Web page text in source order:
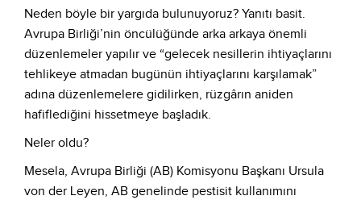
Neden böyle bir yargıda bulunuyoruz? Yanıtı basit.
Avrupa Birliği’nin öncülüğünde arka arkaya önemli
düzenlemeler yapılır ve “gelecek nesillerin ihtiyaçlarını
tehlikeye atmadan bugünün ihtiyaçlarını karşılamak”
adına düzenlemelere gidilirken, rüzgârın aniden
hafiflediğini hissetmeye başladık.
Neler oldu?
Mesela, Avrupa Birliği (AB) Komisyonu Başkanı Ursula
von der Leyen, AB genelinde pestisit kullanımını